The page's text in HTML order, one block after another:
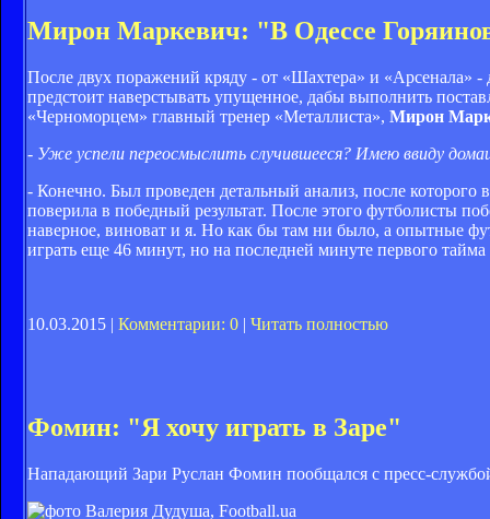
Мирон Маркевич: "В Одессе
После двух поражений кряду - от «Шахтера» и «Арсенала» -
предстоит наверстывать упущенное, дабы выполнить
«Черноморцем» главный тренер «Металлиста», Мирон
- Уже успели переосмыслить случившееся? Имею ввиду
- Конечно. Был проведен детальный анализ, после которого
поверила в победный результат. После этого футболисты
наверное, виноват и я. Но как бы там ни было, а опытные
играть ещe 46 минут, но на последней минуте первого
10.03.2015 | Комментарии: 0 | Читать полностью
Фомин: "Я хочу играть в Заре"
Нападающий Зари Руслан Фомин пообщался с пресс-